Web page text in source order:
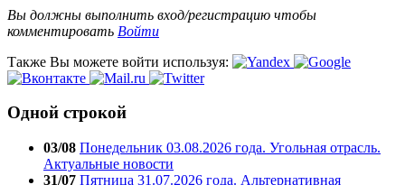
Вы должны выполнить вход/регистрацию чтобы
комментировать Войти
Также Вы можете войти используя:
Одной строкой
03/08 Понедельник 03.08.2026 года. Угольная отрасль.
Актуальные новости
31/07 Пятница 31.07.2026 года. Альтернативная